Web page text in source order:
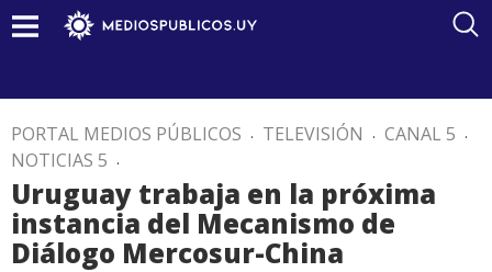
PORTAL MEDIOS PÚBLICOS . TELEVISIÓN . CANAL 5 .
NOTICIAS 5 .
Uruguay trabaja en la próxima
instancia del Mecanismo de
Diálogo Mercosur-China